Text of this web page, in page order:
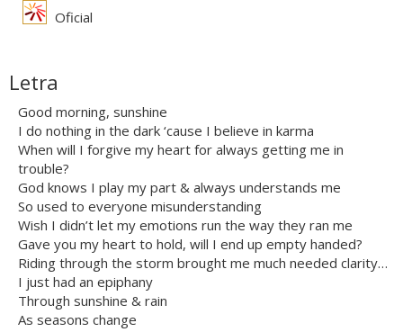
Oficial
Letra
Good morning, sunshine
I do nothing in the dark ‘cause I believe in karma
When will I forgive my heart for always getting me in
trouble?
God knows I play my part & always understands me
So used to everyone misunderstanding
Wish I didn’t let my emotions run the way they ran me
Gave you my heart to hold, will I end up empty handed?
Riding through the storm brought me much needed clarity…
I just had an epiphany
Through sunshine & rain
As seasons change